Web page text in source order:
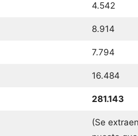
4.542
8.914
7.794
16.484
281.143
(Se